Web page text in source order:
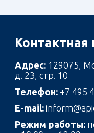
Адрес: 129075,
д. 23, стр. 10
Телефон: +7 495
E-mail:
Режим работы: